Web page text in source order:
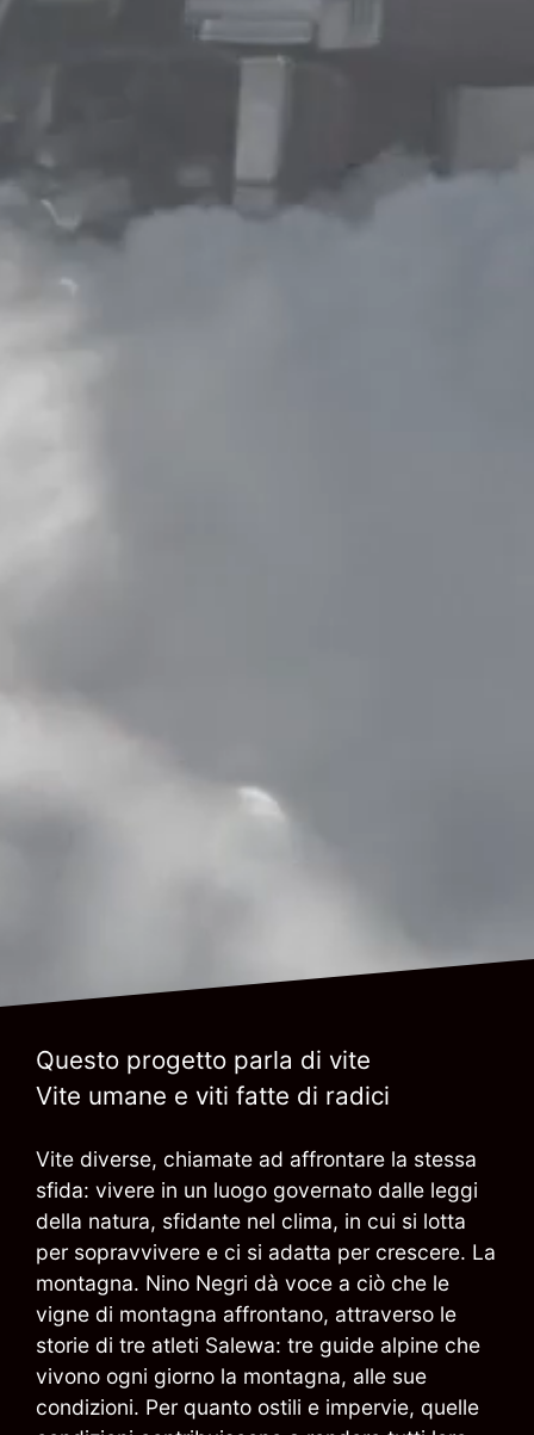
Questo progetto parla di vite
Vite umane e viti fatte di radici
Vite diverse, chiamate ad affrontare la stessa
sfida: vivere in un luogo governato dalle leggi
della natura, sfidante nel clima, in cui si lotta
per sopravvivere e ci si adatta per crescere. La
montagna. Nino Negri dà voce a ciò che le
vigne di montagna affrontano, attraverso le
storie di tre atleti Salewa: tre guide alpine che
vivono ogni giorno la montagna, alle sue
condizioni. Per quanto ostili e impervie, quelle